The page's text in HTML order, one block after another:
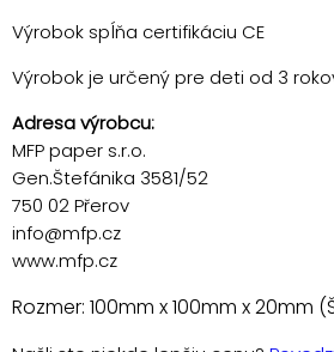
Výrobok spĺňa certifikáciu CE
Výrobok je určený pre deti od 3
Adresa výrobcu:
MFP paper s.r.o.
Gen.Štefánika 3581/52
750 02 Přerov
info@mfp.cz
www.mfp.cz
Rozmer: 100mm x 100mm x 20mm